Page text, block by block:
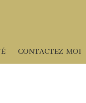
CONTACTEZ-MOI